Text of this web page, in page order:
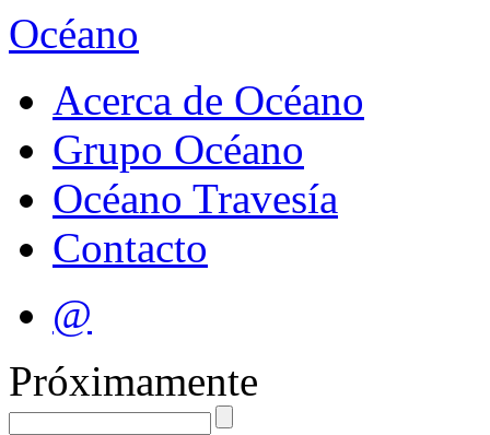
Océano
Acerca de Océano
Grupo Océano
Océano Travesía
Contacto
@
Próximamente